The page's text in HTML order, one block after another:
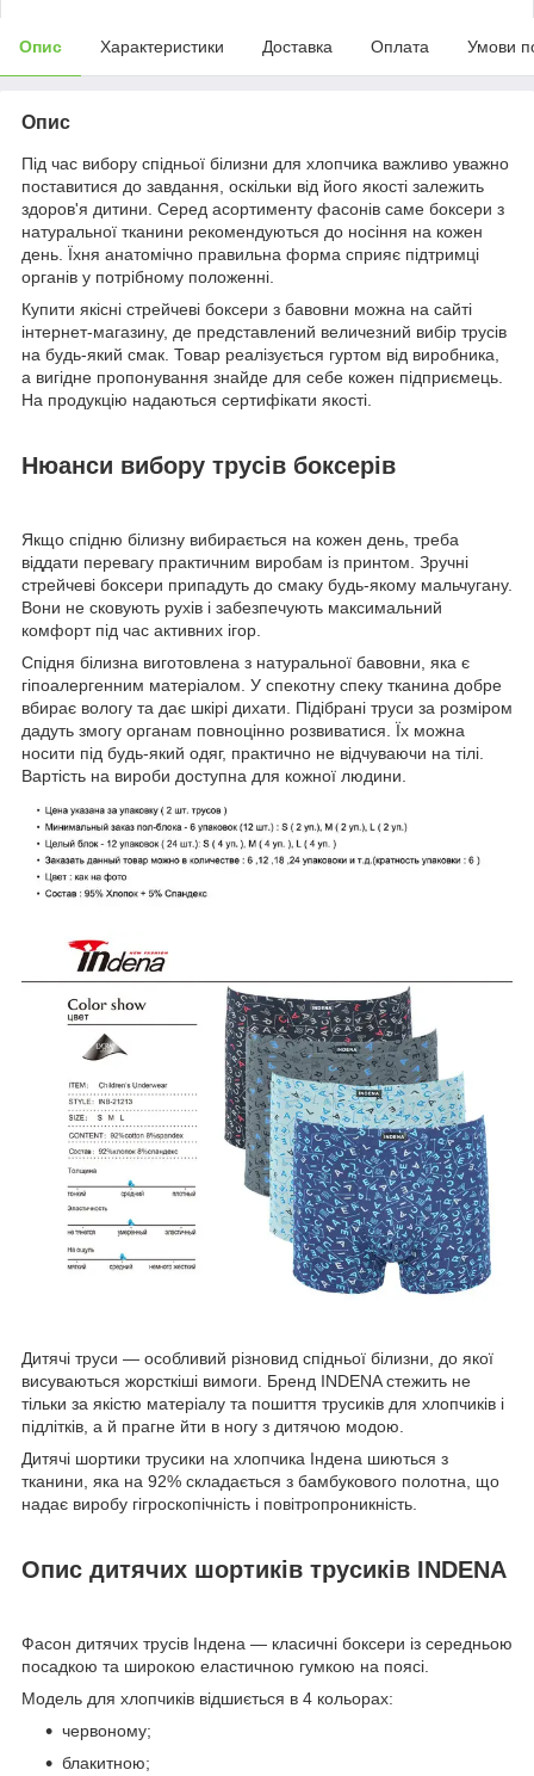
Опис Характеристики Доставка Оплата Умови
Опис
Під час вибору спідньої білизни для хлопчика важливо уважно
поставитися до завдання, оскільки від його якості залежить
здоров'я дитини. Серед асортименту фасонів саме боксери з
натуральної тканини рекомендуються до носіння на кожен
день. Їхня анатомічно правильна форма сприяє підтримці
органів у потрібному положенні.
Купити якісні стрейчеві боксери з бавовни можна на сайті
інтернет-магазину, де представлений величезний вибір трусів
на будь-який смак. Товар реалізується гуртом від виробника,
а вигідне пропонування знайде для себе кожен підприємець.
На продукцію надаються сертифікати якості.
Нюанси вибору трусів боксерів
Якщо спідню білизну вибирається на кожен день, треба
віддати перевагу практичним виробам із принтом. Зручні
стрейчеві боксери припадуть до смаку будь-якому мальчугану.
Вони не сковують рухів і забезпечують максимальний
комфорт під час активних ігор.
Спідня білизна виготовлена з натуральної бавовни, яка є
гіпоалергенним матеріалом. У спекотну спеку тканина добре
вбирає вологу та дає шкірі дихати. Підібрані труси за розміром
дадуть змогу органам повноцінно розвиватися. Їх можна
носити під будь-який одяг, практично не відчуваючи на тілі.
Вартість на вироби доступна для кожної людини.
Дитячі труси — особливий різновид спідньої білизни, до якої
висуваються жорсткіші вимоги. Бренд INDENA стежить не
тільки за якістю матеріалу та пошиття трусиків для хлопчиків і
підлітків, а й прагне йти в ногу з дитячою модою.
Дитячі шортики трусики на хлопчика Індена шиються з
тканини, яка на 92% складається з бамбукового полотна, що
надає виробу гігроскопічність і повітропроникність.
Опис дитячих шортиків трусиків INDENA
Фасон дитячих трусів Індена — класичні боксери із середньою
посадкою та широкою еластичною гумкою на поясі.
Модель для хлопчиків відшиється в 4 кольорах:
червоному;
блакитною;